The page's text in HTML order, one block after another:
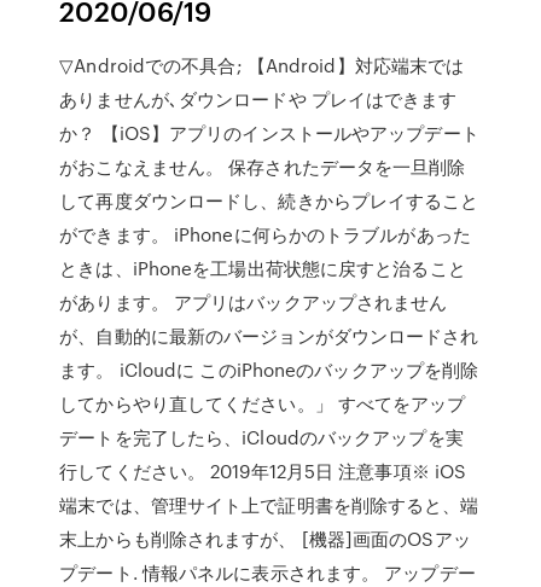
2020/06/19
▽Androidでの不具合; 【Android】対応端末では
ありませんが､ダウンロードや プレイはできます
か？ 【iOS】アプリのインストールやアップデート
がおこなえません。 保存されたデータを一旦削除
して再度ダウンロードし、続きからプレイすること
ができます。 iPhoneに何らかのトラブルがあった
ときは、iPhoneを工場出荷状態に戻すと治ること
があります。 アプリはバックアップされません
が、自動的に最新のバージョンがダウンロードされ
ます。 iCloudに このiPhoneのバックアップを削除
してからやり直してください。」 すべてをアップ
デートを完了したら、iCloudのバックアップを実
行してください。 2019年12月5日 注意事項※ iOS
端末では、管理サイト上で証明書を削除すると、端
末上からも削除されますが、 [機器]画面のOSアッ
プデート. 情報パネルに表示されます。 アップデー